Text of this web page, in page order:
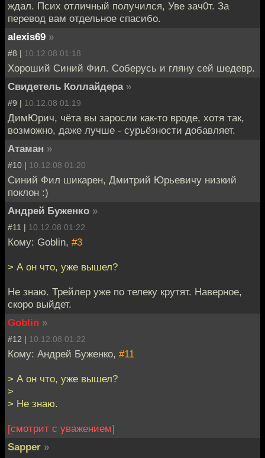
ждал. Псих отличный получился, Уве зач0т. За
перевод вам отдельное спасибо.
alexis69 »
#8 | 10.12.08 01:18
Хороший Синий Фил. Соберусь и гляну сей шедевр.
Свидетель Коллайдера »
#9 | 10.12.08 01:19
ДимЮрич, чёта вы заросли как-то вроде, хотя так,
возможно, даже лучше - сурьёзности добавляет.
Атаман »
#10 | 10.12.08 01:20
Синий Фил шикарен, Дмитрий Юрьевичу низкий
поклон :)
Андрей Буженко »
#11 | 10.12.08 01:22
Кому: Goblin, #3
> А он что, уже вышел?
Не знаю. Трейлер уже по телеку крутят. Наверное,
скоро выйдет.
Goblin »
#12 | 10.12.08 01:22
Кому: Андрей Буженко, #11
> А он что, уже вышел?
>
> Не знаю.
[смотрит с уважением]
Sapper »